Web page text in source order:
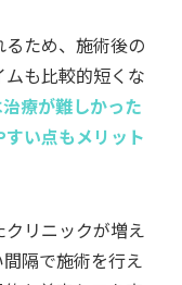
ため、施術後の
も比較的短くな
療が難しかった
い点もメリット
リニックが増え
隔で施術を行え